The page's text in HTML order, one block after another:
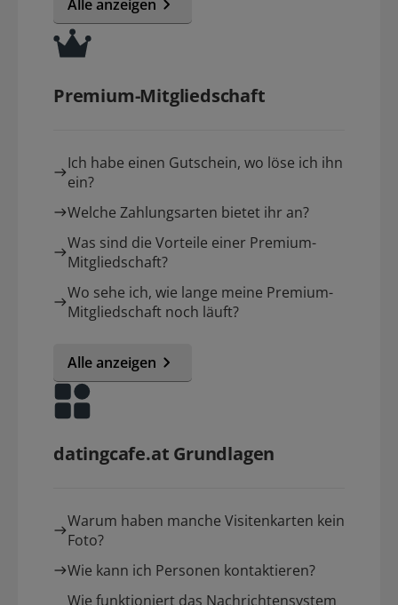
Alle anzeigen
Premium-Mitgliedschaft
Ich habe einen Gutschein, wo löse ich ihn
ein?
Welche Zahlungsarten bietet ihr an?
Was sind die Vorteile einer Premium-
Mitgliedschaft?
Wo sehe ich, wie lange meine Premium-
Mitgliedschaft noch läuft?
Alle anzeigen
datingcafe.at Grundlagen
Warum haben manche Visitenkarten kein
Foto?
Wie kann ich Personen kontaktieren?
Wie funktioniert das Nachrichtensystem